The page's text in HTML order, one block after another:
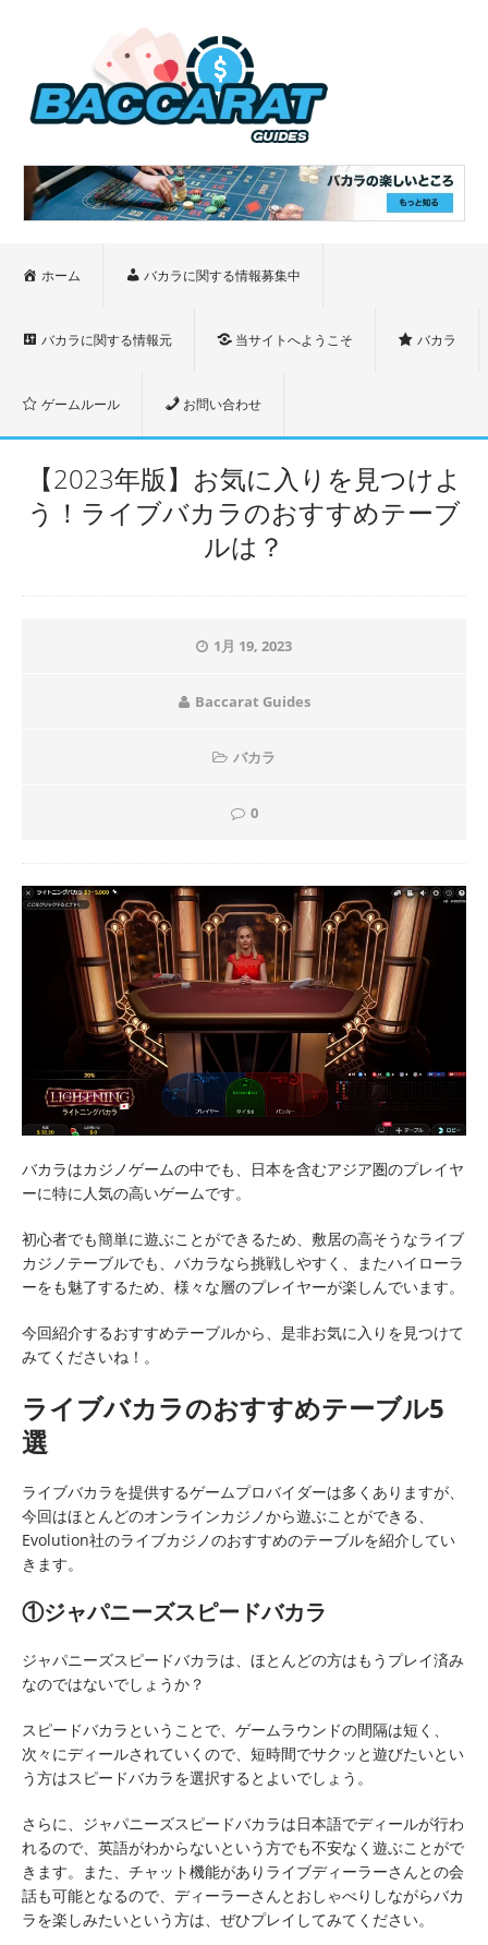
ホーム バカラに関する情報募集中
バカラに関する情報元 当サイトへようこそ バカラ
ゲームルール お問い合わせ
【2023年版】お気に入りを見つけよ
う！ライブバカラのおすすめテーブ
ルは？
1月 19, 2023
Baccarat Guides
バカラ
0
バカラはカジノゲームの中でも、日本を含むアジア圏のプレイヤ
ーに特に人気の高いゲームです。
初心者でも簡単に遊ぶことができるため、敷居の高そうなライブ
カジノテーブルでも、バカラなら挑戦しやすく、またハイローラ
ーをも魅了するため、様々な層のプレイヤーが楽しんでいます。
今回紹介するおすすめテーブルから、是非お気に入りを見つけて
みてくださいね！。
ライブバカラのおすすめテーブル5
選
ライブバカラを提供するゲームプロバイダーは多くありますが、
今回はほとんどのオンラインカジノから遊ぶことができる、
Evolution社のライブカジノのおすすめのテーブルを紹介してい
きます。
①ジャパニーズスピードバカラ
ジャパニーズスピードバカラは、ほとんどの方はもうプレイ済み
なのではないでしょうか？
スピードバカラということで、ゲームラウンドの間隔は短く、
次々にディールされていくので、短時間でサクッと遊びたいとい
う方はスピードバカラを選択するとよいでしょう。
さらに、ジャパニーズスピードバカラは日本語でディールが行わ
れるので、英語がわからないという方でも不安なく遊ぶことがで
きます。また、チャット機能がありライブディーラーさんとの会
話も可能となるので、ディーラーさんとおしゃべりしながらバカ
ラを楽しみたいという方は、ぜひプレイしてみてください。